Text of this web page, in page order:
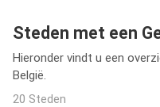
Steden met een
Hieronder vindt u een
België.
20 Steden